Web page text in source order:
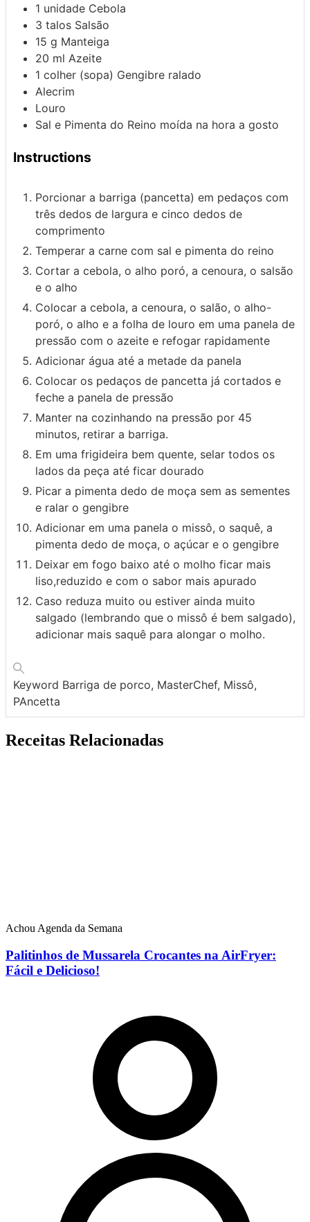
1 unidade Cebola
3 talos Salsão
15 g Manteiga
20 ml Azeite
1 colher (sopa) Gengibre ralado
Alecrim
Louro
Sal e Pimenta do Reino moída na hora a gosto
Instructions
Porcionar a barriga (pancetta) em pedaços com
três dedos de largura e cinco dedos de
comprimento
Temperar a carne com sal e pimenta do reino
Cortar a cebola, o alho poró, a cenoura, o salsão
e o alho
Colocar a cebola, a cenoura, o salão, o alho-
poró, o alho e a folha de louro em uma panela de
pressão com o azeite e refogar rapidamente
Adicionar água até a metade da panela
Colocar os pedaços de pancetta já cortados e
feche a panela de pressão
Manter na cozinhando na pressão por 45
minutos, retirar a barriga.
Em uma frigideira bem quente, selar todos os
lados da peça até ficar dourado
Picar a pimenta dedo de moça sem as sementes
e ralar o gengibre
Adicionar em uma panela o missô, o saquê, a
pimenta dedo de moça, o açúcar e o gengibre
Deixar em fogo baixo até o molho ficar mais
liso,reduzido e com o sabor mais apurado
Caso reduza muito ou estiver ainda muito
salgado (lembrando que o missô é bem salgado),
adicionar mais saquê para alongar o molho.
Keyword Barriga de porco, MasterChef, Missô,
PAncetta
Receitas Relacionadas
Achou Agenda da Semana
Palitinhos de Mussarela Crocantes na AirFryer:
Fácil e Delicioso!